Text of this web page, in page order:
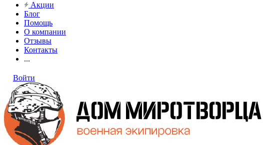
Акции
Блог
Помощь
О компании
Отзывы
Контакты
...
Войти